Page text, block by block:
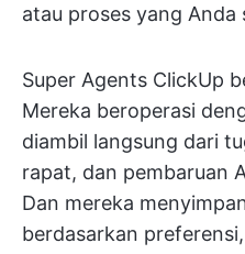
atau proses yang Anda
Super Agents ClickUp
Mereka beroperasi
diambil langsung dari
rapat, dan pembaruan
Dan mereka
berdasarkan